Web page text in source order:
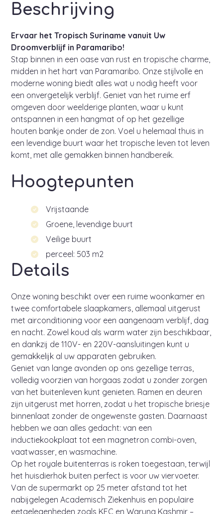
Beschrijving
Ervaar het Tropisch Suriname vanuit Uw
Droomverblijf in Paramaribo!
Stap binnen in een oase van rust en tropische charme,
midden in het hart van Paramaribo. Onze stijlvolle en
moderne woning biedt alles wat u nodig heeft voor
een onvergetelijk verblijf. Geniet van het ruime erf
omgeven door weelderige planten, waar u kunt
ontspannen in een hangmat of op het gezellige
houten bankje onder de zon. Voel u helemaal thuis in
een levendige buurt waar het tropische leven tot leven
komt, met alle gemakken binnen handbereik.
Hoogtepunten
Vrijstaande
Groene, levendige buurt
Veilige buurt
perceel: 503 m2
Details
Onze woning beschikt over een ruime woonkamer en
twee comfortabele slaapkamers, allemaal uitgerust
met airconditioning voor een aangenaam verblijf, dag
en nacht. Zowel koud als warm water zijn beschikbaar,
en dankzij de 110V- en 220V-aansluitingen kunt u
gemakkelijk al uw apparaten gebruiken.
Geniet van lange avonden op ons gezellige terras,
volledig voorzien van horgaas zodat u zonder zorgen
van het buitenleven kunt genieten. Ramen en deuren
zijn uitgerust met horren, zodat u het tropische briesje
binnenlaat zonder de ongewenste gasten. Daarnaast
hebben we aan alles gedacht: van een
inductiekookplaat tot een magnetron combi-oven,
vaatwasser, en wasmachine.
Op het royale buitenterras is roken toegestaan, terwijl
het huisdierhok buiten perfect is voor uw viervoeter.
Van de supermarkt op 25 meter afstand tot het
nabijgelegen Academisch Ziekenhuis en populaire
eetgelegenheden zoals KFC en Warung Kashmir –